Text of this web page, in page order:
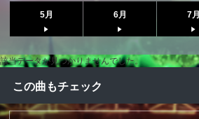
5月 6月 7月
該当データが見つかりませんでした。
この曲もチェック